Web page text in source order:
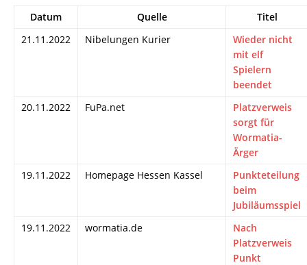
Datum Quelle
Titel
21.11.2022
Nibelungen Kurier
Wieder nicht
mit elf
Spielern
beendet
20.11.2022
FuPa.net
Platzverweis
sorgt für
Wormatia-
Ärger
19.11.2022
Homepage Hessen Kassel
Punkteteilung
beim
Jubiläumsspiel
19.11.2022
wormatia.de
Nach
Platzverweis
Punkt